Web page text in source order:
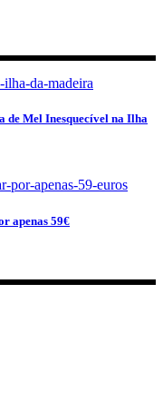
de Mel Inesquecível na Ilha
apenas 59€